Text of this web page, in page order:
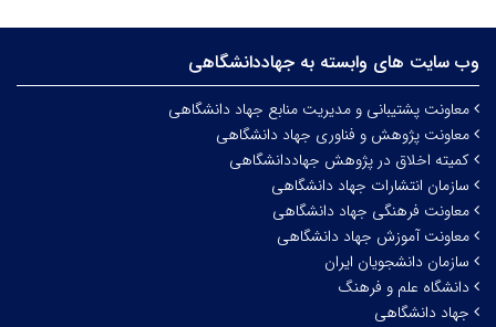
وب سایت های وابسته به جهاددانشگاهی
معاونت پشتیبانی و مدیریت منابع جهاد دانشگاهی
معاونت پژوهش و فناوری جهاد دانشگاهی
کمیته اخلاق در پژوهش جهاددانشگاهی
سازمان انتشارات جهاد دانشگاهی
معاونت فرهنگی جهاد دانشگاهی
معاونت آموزش جهاد دانشگاهی
سازمان دانشجویان ایران
دانشگاه علم و فرهنگ
جهاد دانشگاهی